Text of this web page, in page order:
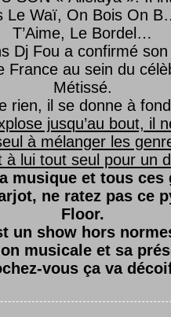
Le Waï, On Bois On
T’Aime, Le Bordel…
Dj Fou a confirmé son
France au sein du
Métissé.
rien, il se donne à
jusqu’au bout, il
à mélanger les
à lui tout seul pour un
musique et tous ces
ne ratez pas ce
Floor.
un show hors
musicale et sa
vous ça va